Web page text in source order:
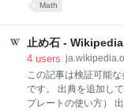
白なエラー」や「重
missed incident’は「
修正される方法を提供
される。ゲームプレ
進行する。各手番で
ルを置き、タイルの
サーペンタイルは、
した1人用連結パズル
Math
止め石 - Wikipedia
4 users
この記事は検証可能
です。 出典を追加し
プレートの使い方）